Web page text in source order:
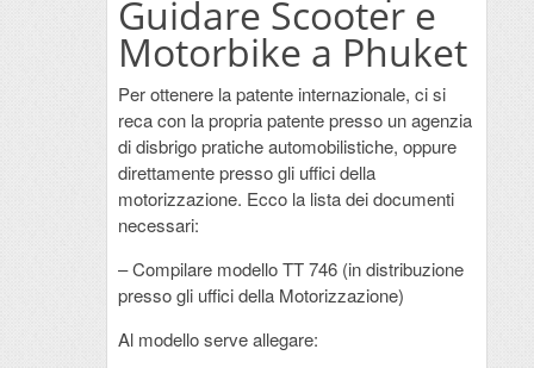
Guidare Scooter e
Motorbike a Phuket
Per ottenere la patente internazionale, ci si
reca con la propria patente presso un agenzia
di disbrigo pratiche automobilistiche, oppure
direttamente presso gli uffici della
motorizzazione. Ecco la lista dei documenti
necessari:
– Compilare modello TT 746 (in distribuzione
presso gli uffici della Motorizzazione)
Al modello serve allegare: